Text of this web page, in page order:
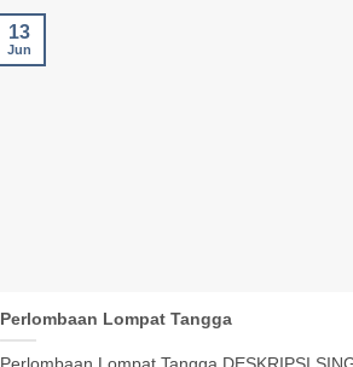
Perlombaan Lompat Tangga
13
Jun